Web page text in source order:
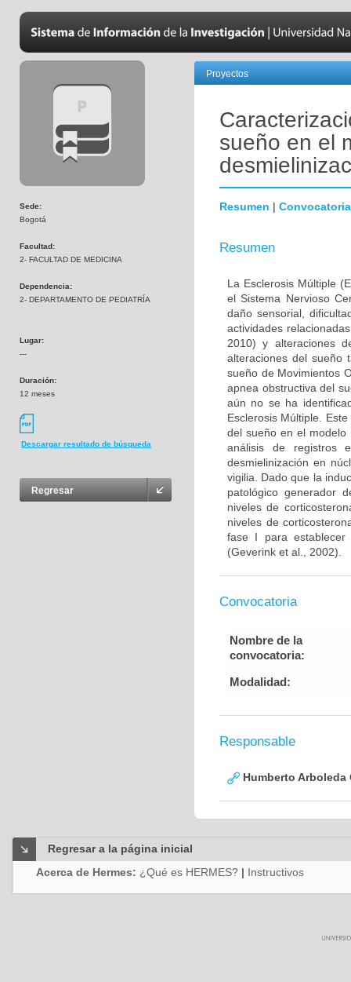
Sede:
Bogotá
Facultad:
2- FACULTAD DE MEDICINA
Dependencia:
2- DEPARTAMENTO DE PEDIATRÍA
Lugar:
---
Duración:
12 meses
Descargar resultado de búsqueda
Regresar
Proyectos
sueño en el
Resumen | Convocatoria
Resumen
La Esclerosis Múltiple
el Sistema Nervioso
daño sensorial,
actividades
2010) y alteraciones
alteraciones del sueño
sueño de Movimientos
apnea obstructiva del
aún no se ha
Esclerosis Múltiple.
del sueño en el modelo
análisis de registros
desmielinización en
vigilia. Dado que la
patológico generador
niveles de
niveles de
fase I para establecer
(Geverink et al., 2002).
Convocatoria
Nombre de la
convocatoria:
Modalidad:
Responsable
Humberto Arboleda
Regresar a la página inicial
Acerca de Hermes: ¿Qué es HERMES? | Instructivos